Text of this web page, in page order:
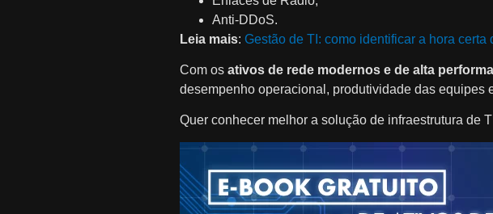
Anti-DDoS.
Leia mais: Gestão de TI: como identificar a hora
Com os ativos de rede modernos e de alta
desempenho operacional, produtividade das equipes
Quer conhecer melhor a solução de infraestrutura de